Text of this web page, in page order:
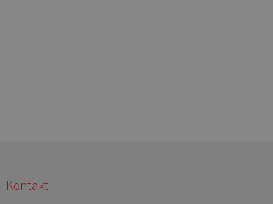
Kontakt